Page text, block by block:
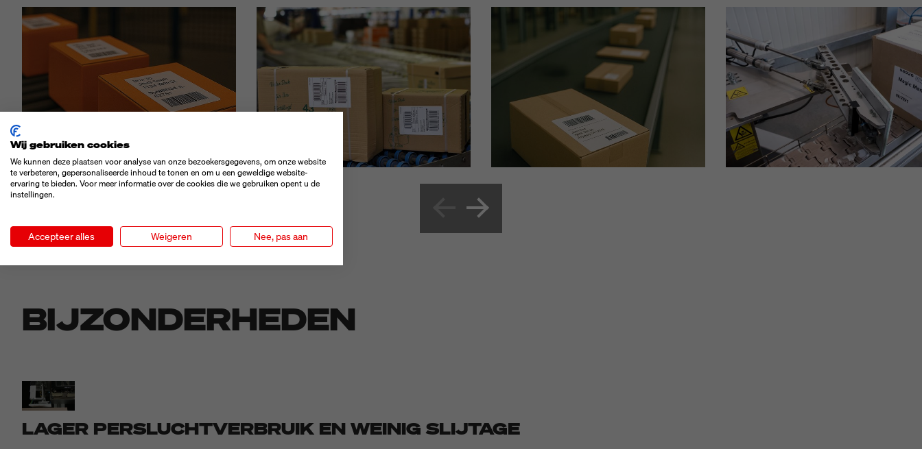
BIJZONDERHEDEN
LAGER PERSLUCHTVERBRUIK EN WEINIG SLIJTAGE
Wij gebruiken cookies
We kunnen deze plaatsen voor analyse van onze bezoekersgegevens, om onze website
te verbeteren, gepersonaliseerde inhoud te tonen en om u een geweldige website-
ervaring te bieden. Voor meer informatie over de cookies die we gebruiken opent u de
instellingen.
Accepteer alles Weigeren Nee, pas aan